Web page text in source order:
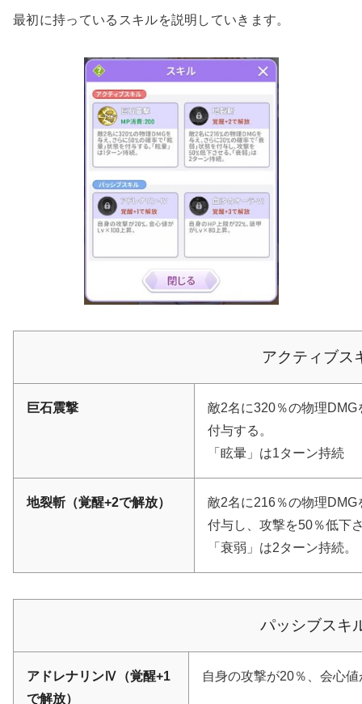
最初に持っているスキルを説明していきます。
アクティブス
巨石震撃
敵2名に320％の物理
付与する。
「眩暈」は1ターン持続
地裂斬（覚醒+2で解放）
敵2名に216％の物理
付与し、攻撃を50％低下
「衰弱」は2ターン持続。
パッシブスキ
アドレナリンⅣ（覚醒+1
で解放）
自身の攻撃が20％、会心